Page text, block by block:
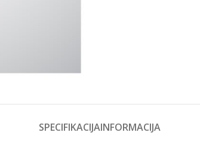
SPECIFIKACIJAINFORMACIJA